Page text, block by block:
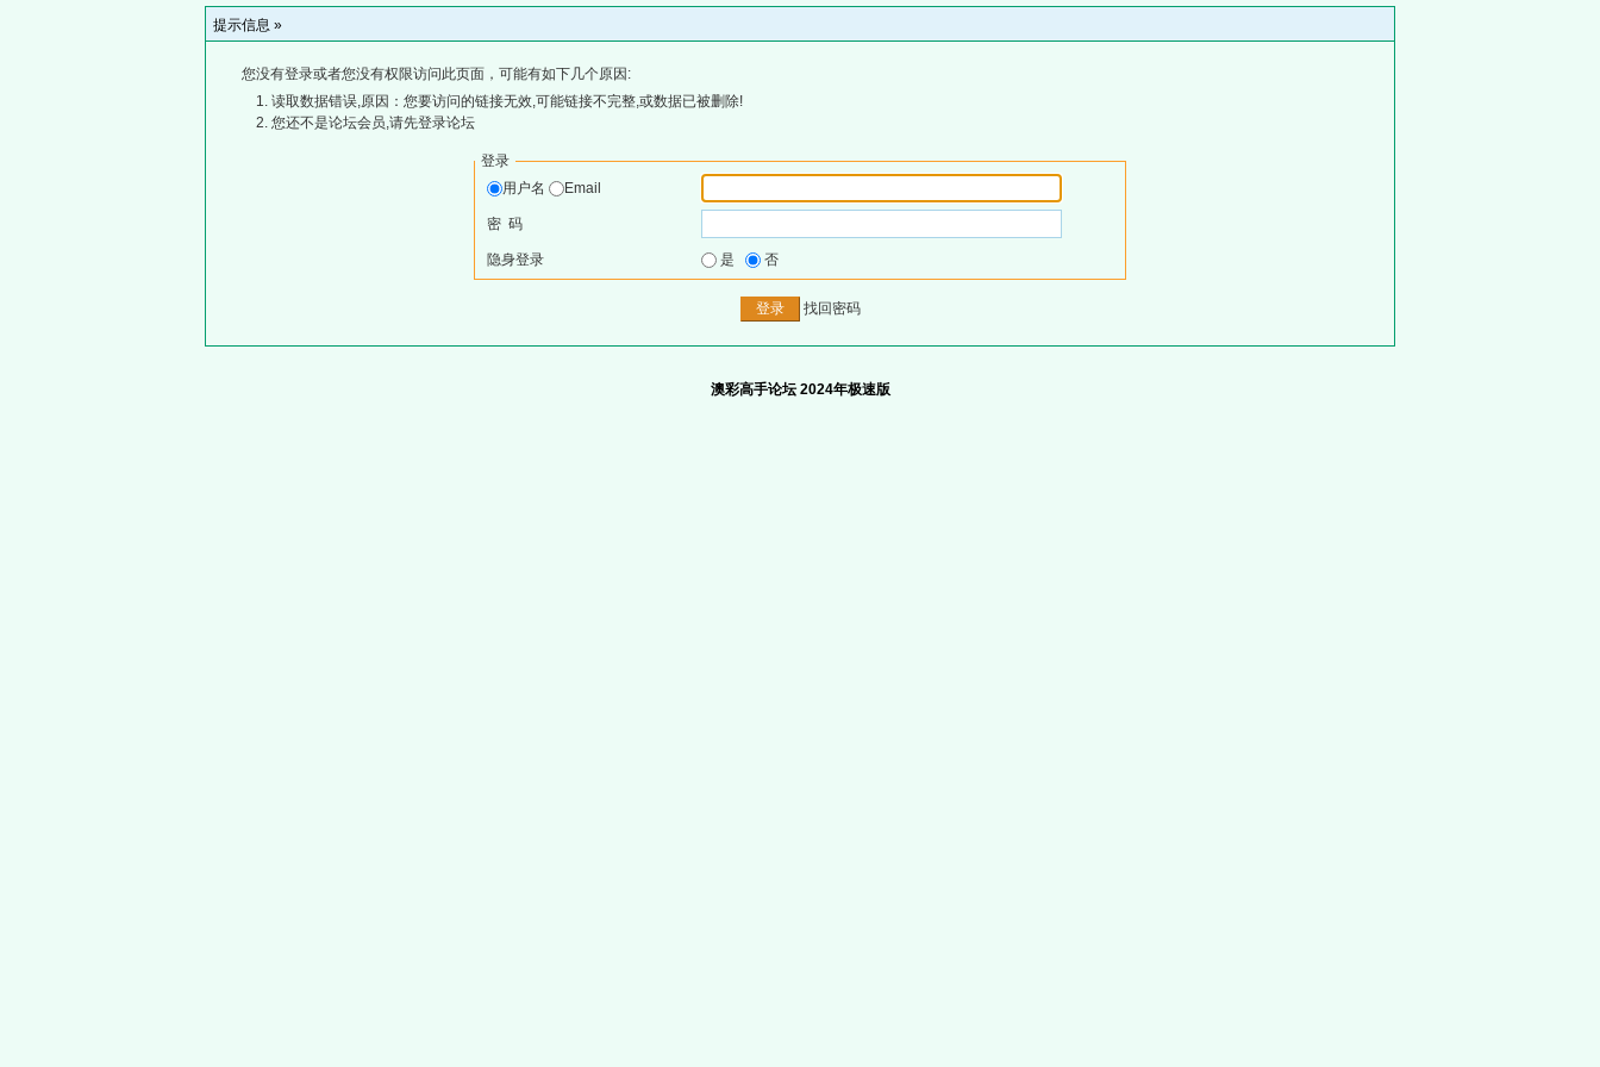
提示信息 »
您没有登录或者您没有权限访问此页面，可能有如下几个原因:
读取数据错误,原因：您要访问的链接无效,可能链接不完整,或数据已被删除!
您还不是论坛会员,请先登录论坛
登录
用户名
Email
密 码
隐身登录 是 否
找回密码
澳彩高手论坛 2024年极速版